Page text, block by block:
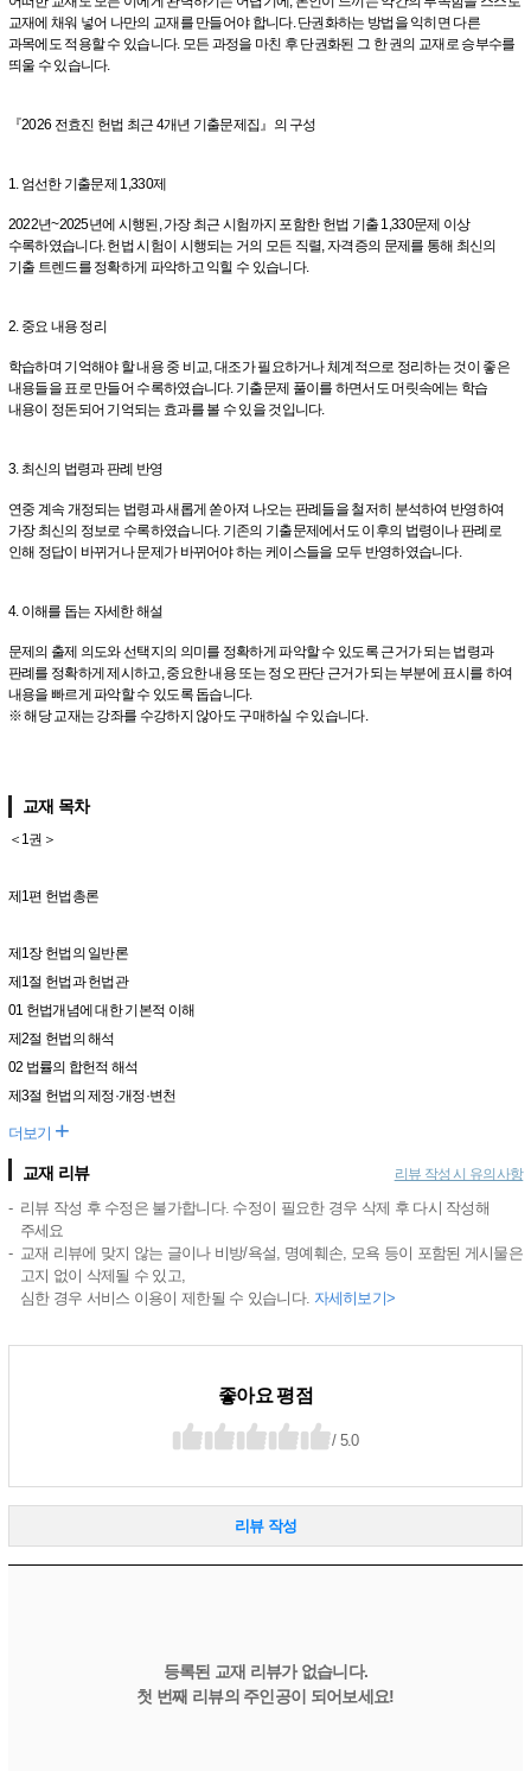
교재에 채워 넣어 나만의 교재를 만들어야 합니다. 단권화하는 방법을 익히면 다른
과목에도 적용할 수 있습니다. 모든 과정을 마친 후 단권화된 그 한 권의 교재로 승부수를
띄울 수 있습니다.
『2026 전효진 헌법 최근 4개년 기출문제집』의 구성
1. 엄선한 기출문제 1,330제
2022년~2025년에 시행된, 가장 최근 시험까지 포함한 헌법 기출 1,330문제 이상
수록하였습니다. 헌법 시험이 시행되는 거의 모든 직렬, 자격증의 문제를 통해 최신의
기출 트렌드를 정확하게 파악하고 익힐 수 있습니다.
2. 중요 내용 정리
학습하며 기억해야 할 내용 중 비교, 대조가 필요하거나 체계적으로 정리하는 것이 좋은
내용들을 표로 만들어 수록하였습니다. 기출문제 풀이를 하면서도 머릿속에는 학습
내용이 정돈되어 기억되는 효과를 볼 수 있을 것입니다.
3. 최신의 법령과 판례 반영
연중 계속 개정되는 법령과 새롭게 쏟아져 나오는 판례들을 철저히 분석하여 반영하여
가장 최신의 정보로 수록하였습니다. 기존의 기출문제에서도 이후의 법령이나 판례로
인해 정답이 바뀌거나 문제가 바뀌어야 하는 케이스들을 모두 반영하였습니다.
4. 이해를 돕는 자세한 해설
문제의 출제 의도와 선택지의 의미를 정확하게 파악할 수 있도록 근거가 되는 법령과
판례를 정확하게 제시하고, 중요한 내용 또는 정오 판단 근거가 되는 부분에 표시를 하여
내용을 빠르게 파악할 수 있도록 돕습니다.
※ 해당 교재는 강좌를 수강하지 않아도 구매하실 수 있습니다.
교재 목차
＜1권＞
제1편 헌법총론
제1장 헌법의 일반론
제1절 헌법과 헌법관
01 헌법개념에 대한 기본적 이해
제2절 헌법의 해석
02 법률의 합헌적 해석
제3절 헌법의 제정·개정·변천
더보기 +
교재 리뷰 리뷰 작성 시 유의사항
리뷰 작성 후 수정은 불가합니다. 수정이 필요한 경우 삭제 후 다시 작성해
주세요
교재 리뷰에 맞지 않는 글이나 비방/욕설, 명예훼손, 모욕 등이 포함된 게시물은
고지 없이 삭제될 수 있고,
심한 경우 서비스 이용이 제한될 수 있습니다. 자세히보기>
좋아요 평점
/ 5.0
리뷰 작성
등록된 교재 리뷰가 없습니다.
첫 번째 리뷰의 주인공이 되어보세요!